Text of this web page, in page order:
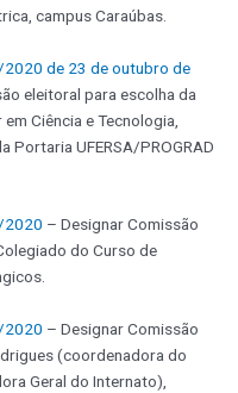
campus Caraúbas.
2020 de 23 de outubro de
eleitoral para escolha da
Ciência e Tecnologia,
Portaria UFERSA/PROGRAD
2020 – Designar Comissão
do Curso de
2020 – Designar Comissão
(coordenadora do
Geral do Internato),